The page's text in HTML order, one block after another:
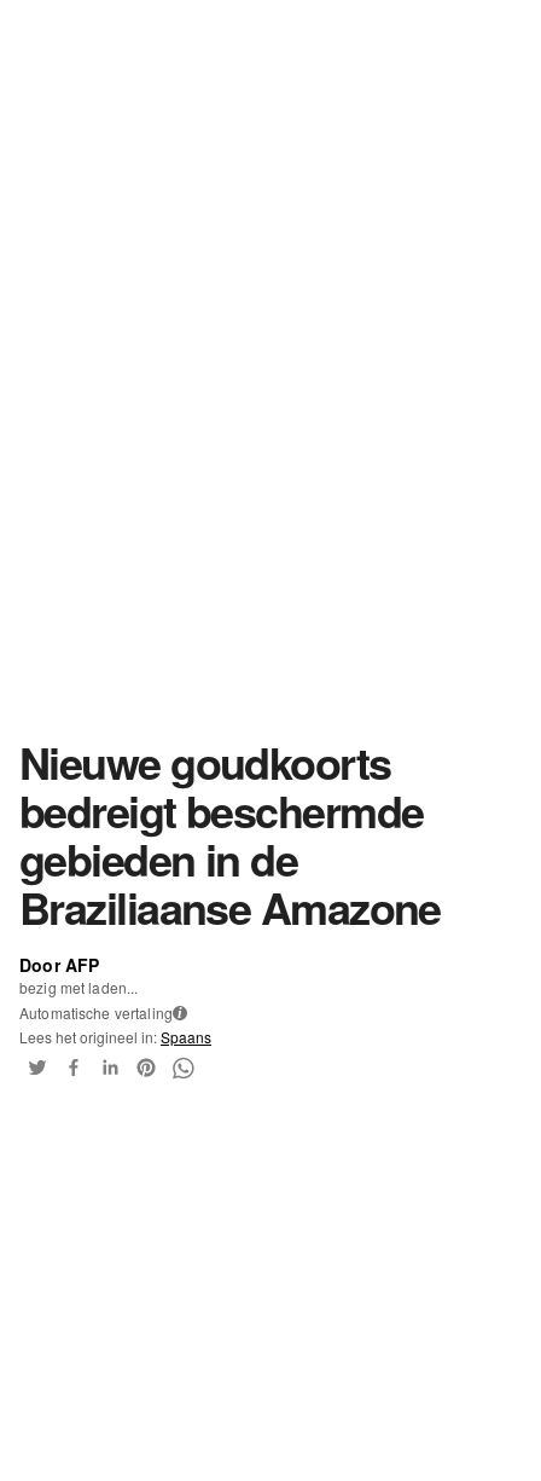
Nieuwe goudkoorts
bedreigt beschermde
gebieden in de
Braziliaanse Amazone
Door AFP
bezig met laden...
Automatische vertaling i
Lees het origineel in:Spaans